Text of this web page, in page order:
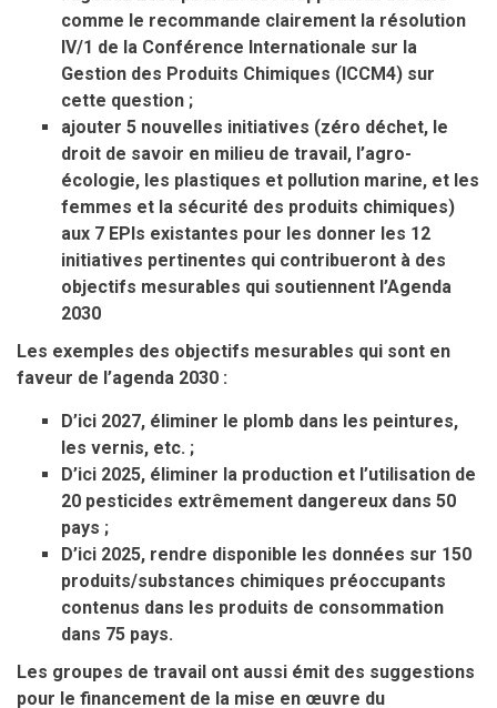
comme le recommande clairement la résolution
IV/1 de la Conférence Internationale sur la
Gestion des Produits Chimiques (ICCM4) sur
cette question ;
ajouter 5 nouvelles initiatives (zéro déchet, le
droit de savoir en milieu de travail, l’agro-
écologie, les plastiques et pollution marine, et les
femmes et la sécurité des produits chimiques)
aux 7 EPIs existantes pour les donner les 12
initiatives pertinentes qui contribueront à des
objectifs mesurables qui soutiennent l’Agenda
2030
Les exemples des objectifs mesurables qui sont en
faveur de l’agenda 2030 :
D’ici 2027, éliminer le plomb dans les peintures,
les vernis, etc. ;
D’ici 2025, éliminer la production et l’utilisation de
20 pesticides extrêmement dangereux dans 50
pays ;
D’ici 2025, rendre disponible les données sur 150
produits/substances chimiques préoccupants
contenus dans les produits de consommation
dans 75 pays.
Les groupes de travail ont aussi émit des suggestions
pour le financement de la mise en œuvre du